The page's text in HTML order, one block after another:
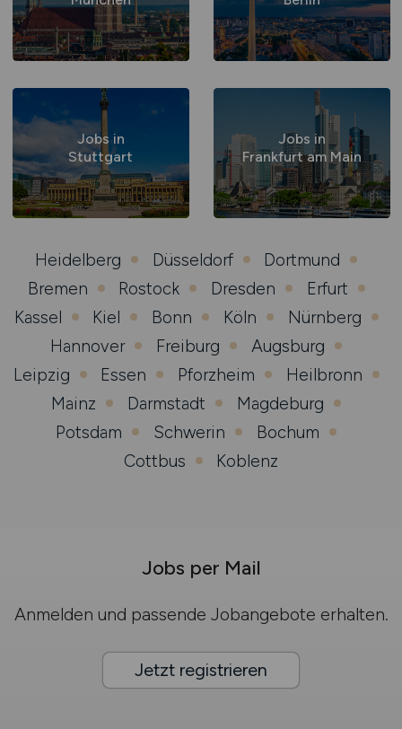
Jobs in
Stuttgart
Jobs in
Frankfurt am Main
Heidelberg Düsseldorf
Dortmund
Bremen
Rostock Dresden
Erfurt
Kassel
Kiel Bonn Köln
Nürnberg
Hannover
Freiburg
Augsburg
Leipzig
Essen Pforzheim
Heilbronn
Mainz
Darmstadt
Magdeburg
Potsdam
Schwerin
Bochum
Cottbus
Koblenz
Jobs per Mail
Anmelden und passende Jobangebote erhalten.
Jetzt registrieren